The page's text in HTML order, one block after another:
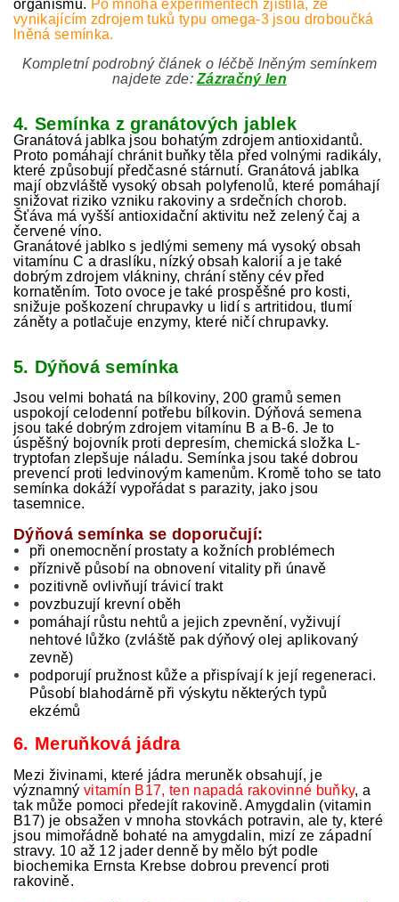
organismu. Po mnoha experimentech zjistila, že
vynikajícím zdrojem tuků typu omega-3 jsou droboučká
lněná semínka.
Kompletní podrobný článek o léčbě lněným semínkem
najdete zde:Zázračný len
4. Semínka z granátových jablek
Granátová jablka jsou bohatým zdrojem antioxidantů.
Proto pomáhají chránit buňky těla před volnými radikály,
které způsobují předčasné stárnutí. Granátová jablka
mají obzvláště vysoký obsah polyfenolů, které pomáhají
snižovat riziko vzniku rakoviny a srdečních chorob.
Šťáva má vyšší antioxidační aktivitu než zelený čaj a
červené víno.
Granátové jablko s jedlými semeny má vysoký obsah
vitamínu C a draslíku, nízký obsah kalorií a je také
dobrým zdrojem vlákniny, chrání stěny cév před
kornatěním. Toto ovoce je také prospěšné pro kosti,
snižuje poškození chrupavky u lidí s artritidou, tlumí
záněty a potlačuje enzymy, které ničí chrupavky.
5. Dýňová semínka
Jsou velmi bohatá na bílkoviny, 200 gramů semen
uspokojí celodenní potřebu bílkovin. Dýňová semena
jsou také dobrým zdrojem vitamínu B a B-6. Je to
úspěšný bojovník proti depresím, chemická složka L-
tryptofan zlepšuje náladu. Semínka jsou také dobrou
prevencí proti ledvinovým kamenům. Kromě toho se tato
semínka dokáží vypořádat s parazity, jako jsou
tasemnice.
Dýňová semínka se doporučují:
při onemocnění prostaty a kožních problémech
příznivě působí na obnovení vitality při únavě
pozitivně ovlivňují trávicí trakt
povzbuzují krevní oběh
pomáhají růstu nehtů a jejich zpevnění, vyživují
nehtové lůžko (zvláště pak dýňový olej aplikovaný
zevně)
podporují pružnost kůže a přispívají k její regeneraci.
Působí blahodárně při výskytu některých typů
ekzémů
6. Meruňková jádra
Mezi živinami, které jádra meruněk obsahují, je
významný vitamín B17, ten napadá rakovinné buňky, a
tak může pomoci předejít rakovině. Amygdalin (vitamin
B17) je obsažen v mnoha stovkách potravin, ale ty, které
jsou mimořádně bohaté na amygdalin, mizí ze západní
stravy. 10 až 12 jader denně by mělo být podle
biochemika Ernsta Krebse dobrou prevencí proti
rakovině.